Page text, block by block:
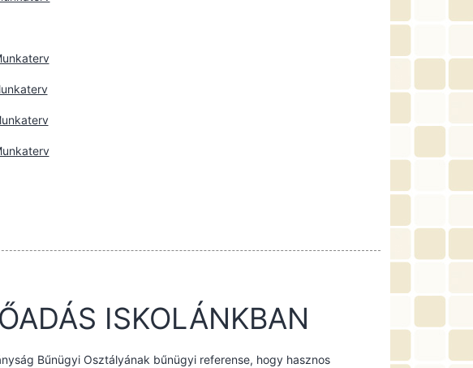
ISKOLÁNKBAN
Bűnügyi Osztályának bűnügyi referense, hogy hasznos